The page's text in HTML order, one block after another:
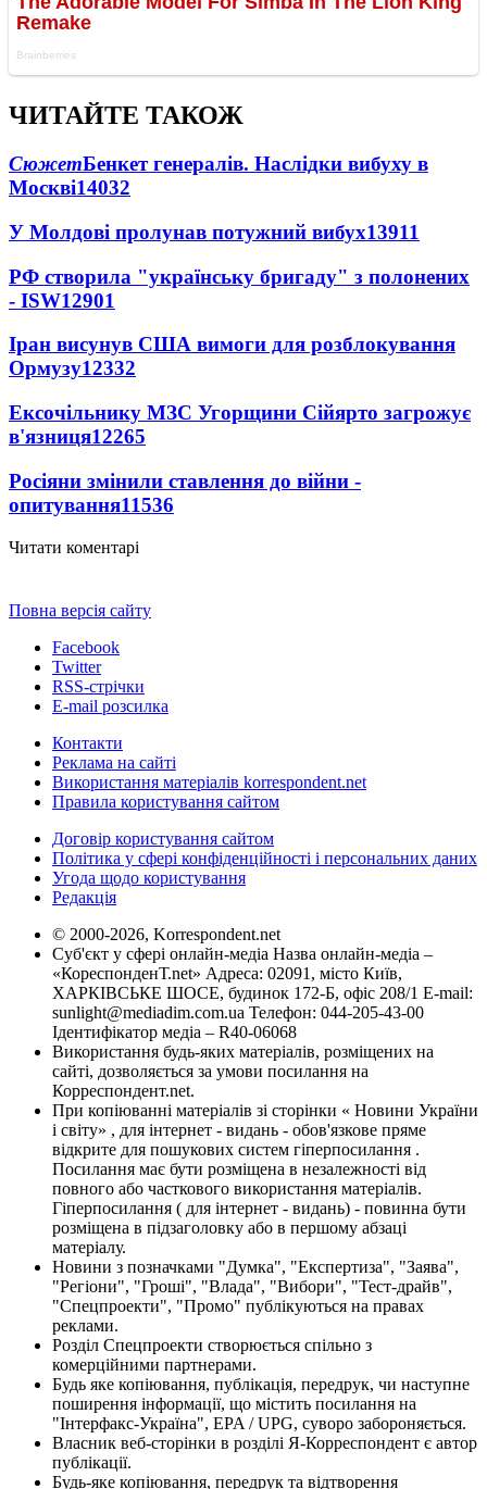
ЧИТАЙТЕ ТАКОЖ
СюжетБенкет генералів. Наслідки вибуху в
Москві14032
У Молдові пролунав потужний вибух13911
РФ створила "українську бригаду" з полонених
- ISW12901
Іран висунув США вимоги для розблокування
Ормузу12332
Ексочільнику МЗС Угорщини Сійярто загрожує
в'язниця12265
Росіяни змінили ставлення до війни -
опитування11536
Читати коментарі
Повна версія сайту
Facebook
Twitter
RSS-стрічки
E-mail розсилка
Контакти
Реклама на сайті
Використання матеріалів korrespondent.net
Правила користування сайтом
Договір користування сайтом
Політика у сфері конфіденційності і персональних даних
Угода щодо користування
Редакція
© 2000-2026, Korrespondent.net
Суб'єкт у сфері онлайн-медіа Назва онлайн-медіа –
«КореспонденТ.net» Адреса: 02091, місто Київ,
ХАРКІВСЬКЕ ШОСЕ, будинок 172-Б, офіс 208/1 E-mail:
sunlight@mediadim.com.ua Телефон: 044-205-43-00
Ідентифікатор медіа – R40-06068
Використання будь-яких матеріалів, розміщених на
сайті, дозволяється за умови посилання на
Корреспондент.net.
При копіюванні матеріалів зі сторінки « Новини України
і світу» , для інтернет - видань - обов'язкове пряме
відкрите для пошукових систем гіперпосилання .
Посилання має бути розміщена в незалежності від
повного або часткового використання матеріалів.
Гіперпосилання ( для інтернет - видань) - повинна бути
розміщена в підзаголовку або в першому абзаці
матеріалу.
Новини з позначками "Думка", "Експертиза", "Заява",
"Регіони", "Гроші", "Влада", "Вибори", "Тест-драйв",
"Спецпроекти", "Промо" публікуються на правах
реклами.
Розділ Спецпроекти створюється спільно з
комерційними партнерами.
Будь яке копіювання, публікація, передрук, чи наступне
поширення інформації, що містить посилання на
"Інтерфакс-Україна", EPA / UPG, суворо забороняється.
Власник веб-сторінки в розділі Я-Корреспондент є автор
публікації.
Будь-яке копіювання, передрук та відтворення